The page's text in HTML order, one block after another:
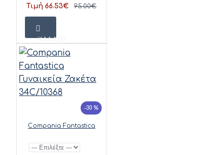
Τιμή 66.53€ 95.00€
ΚΑΛΆΘΙ
-30 %
Compania Fantastica